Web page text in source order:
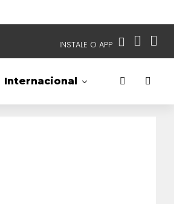
INSTALE O APP
REDES APP TV SBT
Internacional